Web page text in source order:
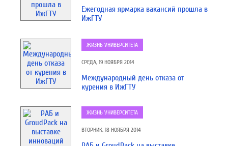
Ежегодная ярмарка вакансий прошла в
ИжГТУ
ЖИЗНЬ УНИВЕРСИТЕТА
СРЕДА, 19 НОЯБРЯ 2014
Международный день отказа от
курения в ИжГТУ
ЖИЗНЬ УНИВЕРСИТЕТА
ВТОРНИК, 18 НОЯБРЯ 2014